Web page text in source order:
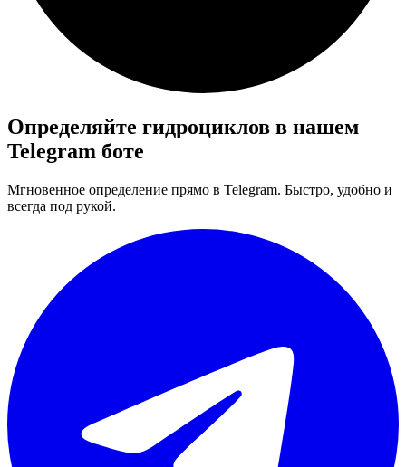
Определяйте гидроциклов в нашем
Telegram боте
Мгновенное определение прямо в Telegram. Быстро, удобно и
всегда под рукой.